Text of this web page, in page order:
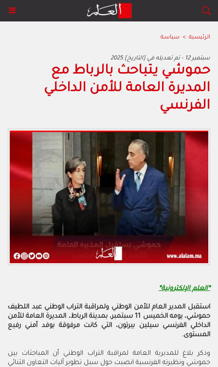
الرئيسية > سياسة
2025 سبتمبر 12 - تم تعديله في [التاريخ]
حموشي يتباحث بالرباط مع
المديرة العامة للأمن الداخلي
الفرنسي
*العلم الإلكترونية*
استقبل المدير العام للأمن الوطني ولمراقبة التراب الوطني عبد اللطيف
حموشي، يومه الخميس 11 سبتمبر
، بمدينة الرباط، المديرة العامة للأمن
الداخلي الفرنسي سيلين بيرتون، التي كانت مرفوقة بوفد أمني رفيع
المستوى.
وذكر بلاغ للمديرية العامة لمراقبة التراب الوطني أن المباجثات بين
حموشي ونظيرته الفرنسية انصبت حول سبل تطوير آليات التعاون الثنائي